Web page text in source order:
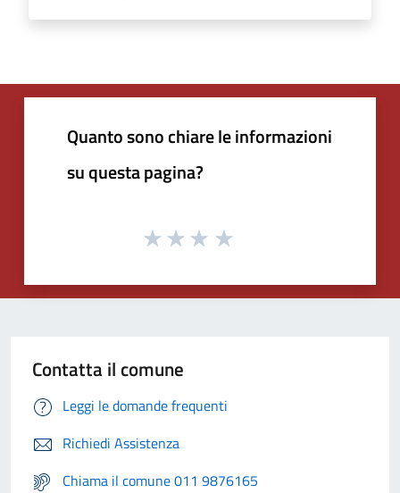
Quanto sono chiare le informazioni
su questa pagina?
Contatta il comune
Leggi le domande frequenti
Richiedi Assistenza
Chiama il comune 011 9876165